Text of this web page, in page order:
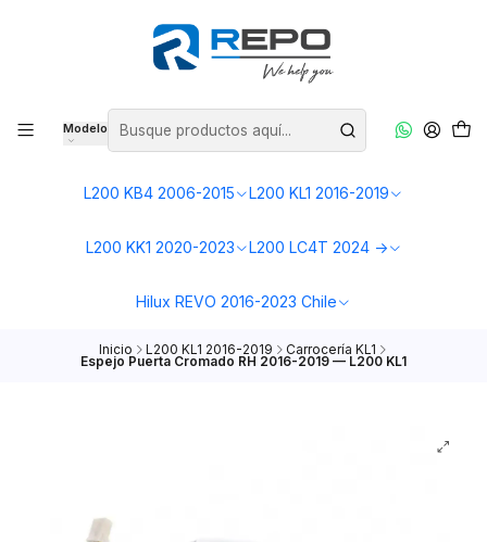
Modelo
L200 KB4 2006-2015 L200 KL1 2016-2019
L200 KK1 2020-2023 L200 LC4T 2024 ->
Hilux REVO 2016-2023 Chile
Inicio L200 KL1 2016-2019 Carrocería KL1
Espejo Puerta Cromado RH 2016-2019 — L200 KL1